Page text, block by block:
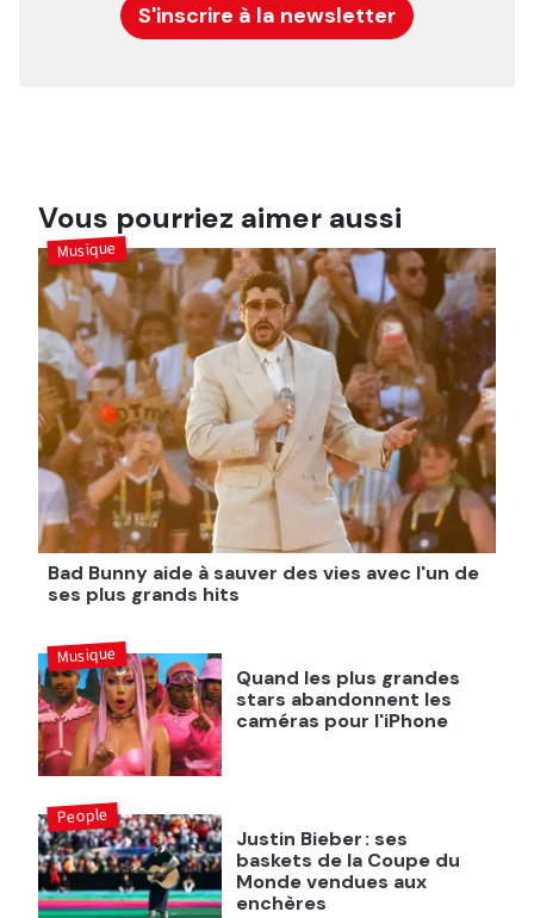
S'inscrire à la newsletter
Vous pourriez aimer aussi
Bad Bunny aide à sauver des vies avec l'un de
ses plus grands hits
Musique
Quand les plus grandes
stars abandonnent les
caméras pour l'iPhone
Musique
Justin Bieber : ses
baskets de la Coupe du
Monde vendues aux
enchères
People